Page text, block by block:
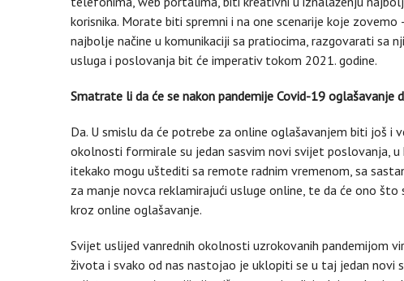
korisnika. Morate biti spremni i na one scenarije koje
najbolje načine u komunikaciji sa pratiocima, razgovarati sa
usluga i poslovanja bit će imperativ tokom 2021. godine.
Smatrate li da će se nakon pandemije Covid-19 oglašavanje
Da. U smislu da će potrebe za online oglašavanjem biti još i
okolnosti formirale su jedan sasvim novi svijet poslovanja,
itekako mogu uštediti sa remote radnim vremenom, sa
za manje novca reklamirajući usluge online, te da će ono
kroz online oglašavanje.
Svijet uslijed vanrednih okolnosti uzrokovanih pandemijom
života i svako od nas nastojao je uklopiti se u taj jedan novi